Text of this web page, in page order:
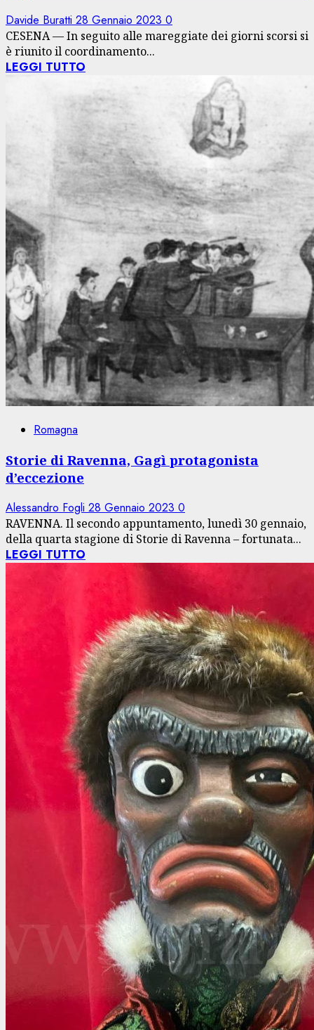
Davide Buratti 28 Gennaio 2023 0
CESENA — In seguito alle mareggiate dei giorni scorsi si
è riunito il coordinamento...
LEGGI TUTTO
Romagna
Storie di Ravenna, Gagì protagonista
d’eccezione
Alessandro Fogli 28 Gennaio 2023 0
RAVENNA. Il secondo appuntamento, lunedì 30 gennaio,
della quarta stagione di Storie di Ravenna – fortunata...
LEGGI TUTTO